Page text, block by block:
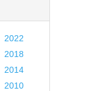
2022
2018
2014
2010